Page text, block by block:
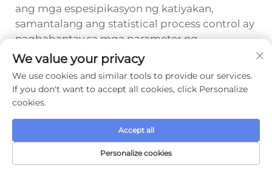
ang mga espesipikasyon ng katiyakan,
samantalang ang statistical process control ay
nagbabantay sa mga parameter ng
pagmamanupaktura upang mapanatili ang
pare-parehong kalidad ng output sa lahat ng
batch ng produksyon.
Ano ang Nagtuturing sa isang LCD Module ng Kotse na Maaasahan para sa mga Aplikasyon sa Automotive?
Paano Pinapabuti ng TFT LCD Display ang mga Industrial at Medical na Interface?
We value your privacy
We use cookies and similar tools to provide our services.
If you don't want to accept all cookies, click Personalize
cookies.
Personalize cookies
Accept all